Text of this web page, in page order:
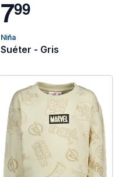
799
Niña
Suéter - Gris